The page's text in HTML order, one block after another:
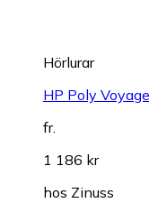
Hörlurar
HP Poly
fr.
1 186 kr
hos Zinuss